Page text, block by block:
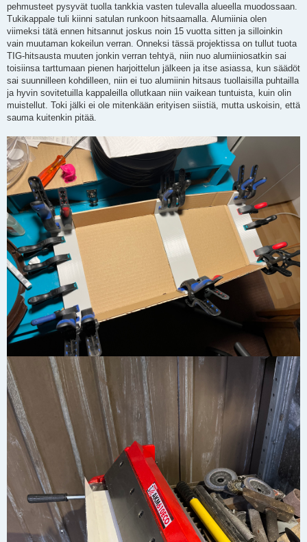
pehmusteet pysyvät tuolla tankkia vasten tulevalla alueella muodossaan.
Tukikappale tuli kiinni satulan runkoon hitsaamalla. Alumiinia olen
viimeksi tätä ennen hitsannut joskus noin 15 vuotta sitten ja silloinkin
vain muutaman kokeilun verran. Onneksi tässä projektissa on tullut tuota
TIG-hitsausta muuten jonkin verran tehtyä, niin nuo alumiiniosatkin sai
toisiinsa tarttumaan pienen harjoittelun jälkeen ja itse asiassa, kun säädöt
sai suunnilleen kohdilleen, niin ei tuo alumiinin hitsaus tuollaisilla puhtailla
ja hyvin sovitetuilla kappaleilla ollutkaan niin vaikean tuntuista, kuin olin
muistellut. Toki jälki ei ole mitenkään erityisen siistiä, mutta uskoisin, että
sauma kuitenkin pitää.